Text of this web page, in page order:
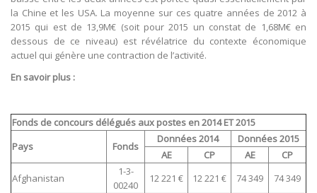
la Chine et les USA. La moyenne sur ces quatre années de 2012 à
2015 qui est de 13,9M€ (soit pour 2015 un constat de 1,68M€ en
dessous de ce niveau) est révélatrice du contexte économique
actuel qui génère une contraction de l’activité.
En savoir plus :
Fonds de concours délégués aux postes en 2014 ET 2015
Pays
Fonds
Données 2014
Données 2015
AE
CP AE
CP
Afghanistan
1-3-
00240
12 221 € 12 221 € 74 349 74 349